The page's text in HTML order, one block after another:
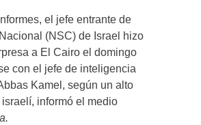
el jefe entrante de
(NSC) de Israel hizo
a El Cairo el domingo
con el jefe de inteligencia
Kamel, según un alto
informó el medio